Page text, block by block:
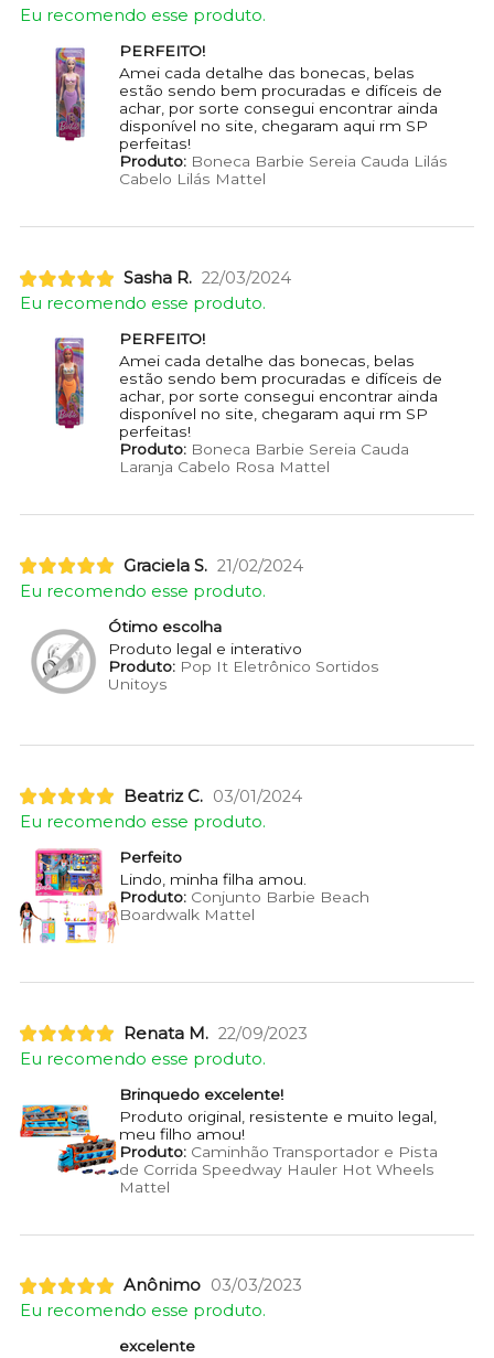
Eu recomendo esse produto.
PERFEITO!
Amei cada detalhe das bonecas, belas
estão sendo bem procuradas e difíceis de
achar, por sorte consegui encontrar ainda
disponível no site, chegaram aqui rm SP
perfeitas!
Produto:Boneca Barbie Sereia Cauda Lilás
Cabelo Lilás Mattel
Sasha R. 22/03/2024
Eu recomendo esse produto.
PERFEITO!
Amei cada detalhe das bonecas, belas
estão sendo bem procuradas e difíceis de
achar, por sorte consegui encontrar ainda
disponível no site, chegaram aqui rm SP
perfeitas!
Produto:Boneca Barbie Sereia Cauda
Laranja Cabelo Rosa Mattel
Graciela S. 21/02/2024
Eu recomendo esse produto.
Ótimo escolha
Produto legal e interativo
Produto:Pop It Eletrônico Sortidos
Unitoys
Beatriz C. 03/01/2024
Eu recomendo esse produto.
Perfeito
Lindo, minha filha amou.
Produto:Conjunto Barbie Beach
Boardwalk Mattel
Renata M. 22/09/2023
Eu recomendo esse produto.
Brinquedo excelente!
Produto original, resistente e muito legal,
meu filho amou!
Produto:Caminhão Transportador e Pista
de Corrida Speedway Hauler Hot Wheels
Mattel
Anônimo 03/03/2023
Eu recomendo esse produto.
excelente